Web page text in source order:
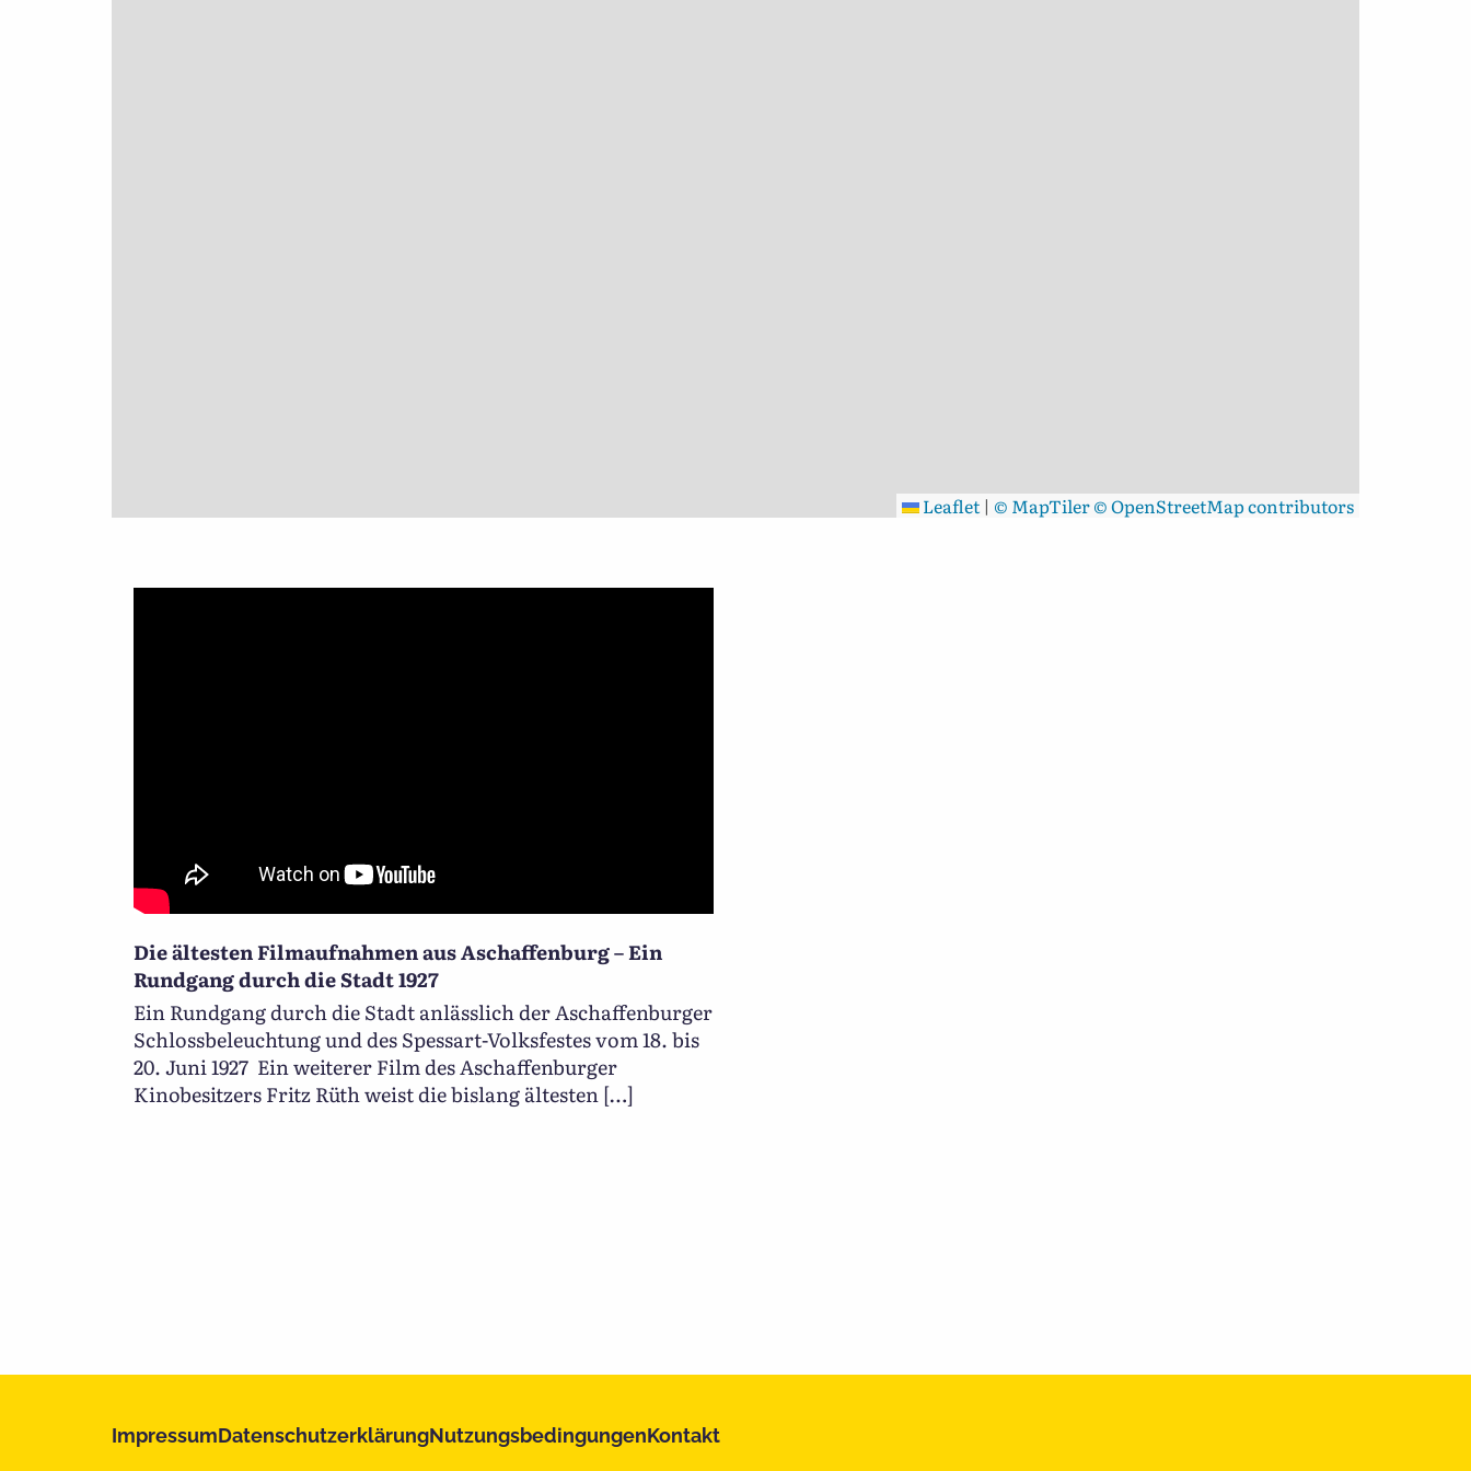
Leaflet | © MapTiler© OpenStreetMap contributors
Die ältesten Filmaufnahmen aus Aschaffenburg – Ein
Rundgang durch die Stadt 1927
Ein Rundgang durch die Stadt anlässlich der Aschaffenburger
Schlossbeleuchtung und des Spessart-Volksfestes vom 18. bis
20. Juni 1927 Ein weiterer Film des Aschaffenburger
Kinobesitzers Fritz Rüth weist die bislang ältesten […]
ImpressumDatenschutzerklärungNutzungsbedingungenKontakt